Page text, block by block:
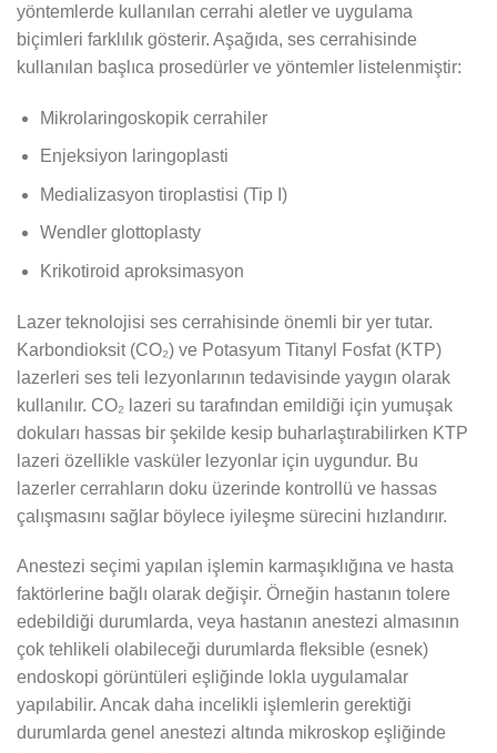
yöntemlerde kullanılan cerrahi aletler ve uygulama
biçimleri farklılık gösterir. Aşağıda, ses cerrahisinde
kullanılan başlıca prosedürler ve yöntemler listelenmiştir:
Mikrolaringoskopik cerrahiler
Enjeksiyon laringoplasti
Medializasyon tiroplastisi (Tip I)
Wendler glottoplasty
Krikotiroid aproksimasyon
Lazer teknolojisi ses cerrahisinde önemli bir yer tutar.
Karbondioksit (CO₂) ve Potasyum Titanyl Fosfat (KTP)
lazerleri ses teli lezyonlarının tedavisinde yaygın olarak
kullanılır. CO₂ lazeri su tarafından emildiği için yumuşak
dokuları hassas bir şekilde kesip buharlaştırabilirken KTP
lazeri özellikle vasküler lezyonlar için uygundur. Bu
lazerler cerrahların doku üzerinde kontrollü ve hassas
çalışmasını sağlar böylece iyileşme sürecini hızlandırır.
Anestezi seçimi yapılan işlemin karmaşıklığına ve hasta
faktörlerine bağlı olarak değişir. Örneğin hastanın tolere
edebildiği durumlarda, veya hastanın anestezi almasının
çok tehlikeli olabileceği durumlarda fleksible (esnek)
endoskopi görüntüleri eşliğinde lokla uygulamalar
yapılabilir. Ancak daha incelikli işlemlerin gerektiği
durumlarda genel anestezi altında mikroskop eşliğinde